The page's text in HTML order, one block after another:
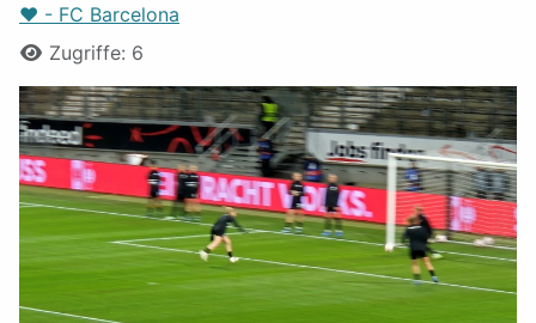
❤️ - FC Barcelona
Zugriffe: 6